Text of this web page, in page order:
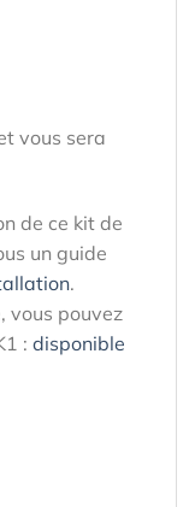
vous sera
de ce kit de
un guide
.
vous pouvez
: disponible